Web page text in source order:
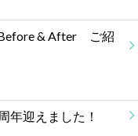
& After ご紹
年迎えました！